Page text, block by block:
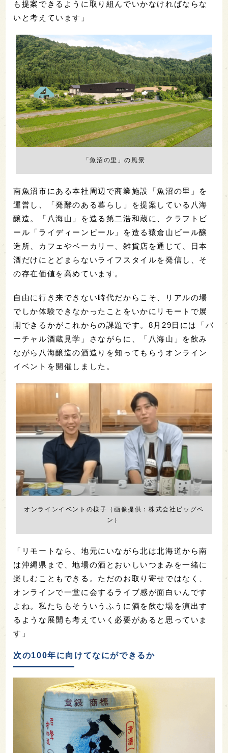
も提案できるように取り組んでいかなければならな
いと考えています」
「魚沼の里」の風景
南魚沼市にある本社周辺で商業施設「魚沼の里」を
運営し、「発酵のある暮らし」を提案している八海
醸造。「八海山」を造る第二浩和蔵に、クラフトビ
ール「ライディーンビール」を造る猿倉山ビール醸
造所、カフェやベーカリー、雑貨店を通じて、日本
酒だけにとどまらないライフスタイルを発信し、そ
の存在価値を高めています。
自由に行き来できない時代だからこそ、リアルの場
でしか体験できなかったことをいかにリモートで展
開できるかがこれからの課題です。8月29日には「バ
ーチャル酒蔵見学」さながらに、「八海山」を飲み
ながら八海醸造の酒造りを知ってもらうオンライン
イベントを開催しました。
オンラインイベントの様子（画像提供：株式会社ビッグベ
ン）
「リモートなら、地元にいながら北は北海道から南
は沖縄県まで、地場の酒とおいしいつまみを一緒に
楽しむこともできる。ただのお取り寄せではなく、
オンラインで一堂に会するライブ感が面白いんです
よね。私たちもそういうふうに酒を飲む場を演出す
るような展開も考えていく必要があると思っていま
す」
次の100年に向けてなにができるか